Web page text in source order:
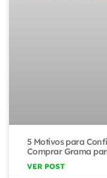
5 Motivos para
Comprar Grama
VER POST